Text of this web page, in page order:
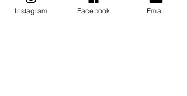
希塔療癒｜Theta Healing
Instagram Facebook Email